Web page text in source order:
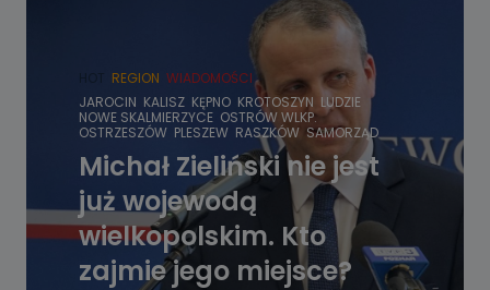
REGION WIADOMOŚCI
JAROCIN KALISZ KĘPNO KROTOSZYN LUDZIE
NOWE SKALMIERZYCE OSTRÓW WLKP.
OSTRZESZÓW PLESZEW RASZKÓW SAMORZĄD
Michał Zieliński nie jest
już wojewodą
wielkopolskim. Kto
zajmie jego miejsce?